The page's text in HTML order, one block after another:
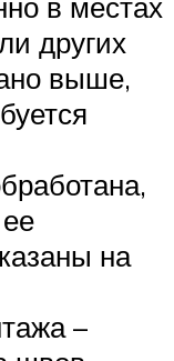
других
выше,
на
–